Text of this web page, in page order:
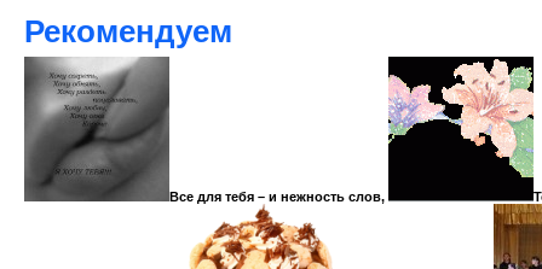
Рекомендуем
Все для тебя – и нежность слов,